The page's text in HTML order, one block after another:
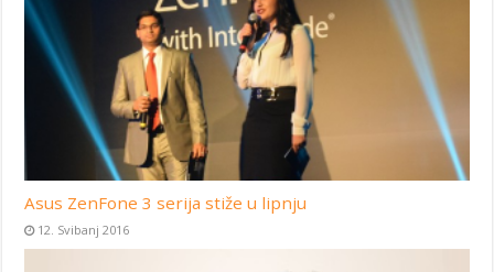
Asus ZenFone 3 serija stiže u lipnju
12. Svibanj 2016